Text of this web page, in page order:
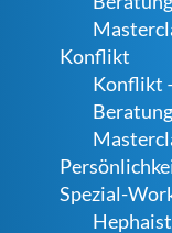
Konflikt
Konflikt
Spezial-